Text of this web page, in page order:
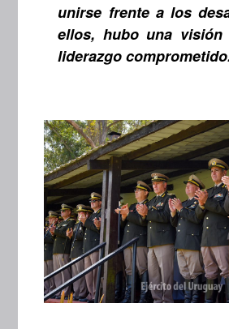
unirse frente a los
ellos, hubo una
liderazgo